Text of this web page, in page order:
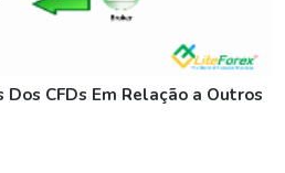
CFDs Em Relação a Outros